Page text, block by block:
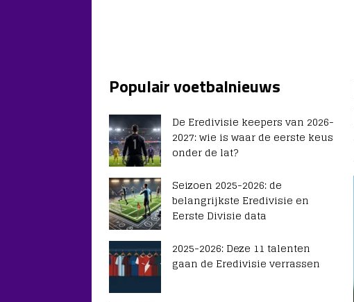
Populair voetbalnieuws
De Eredivisie keepers van 2026-
2027: wie is waar de eerste keus
onder de lat?
Seizoen 2025-2026: de
belangrijkste Eredivisie en
Eerste Divisie data
2025-2026: Deze 11 talenten
gaan de Eredivisie verrassen